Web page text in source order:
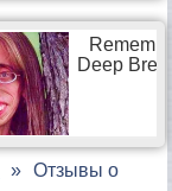
Отзывы о